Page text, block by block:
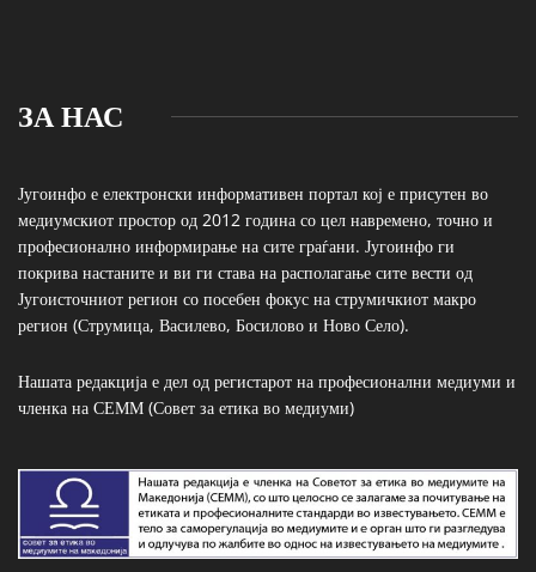
ЗА НАС
Југоинфо е електронски информативен портал кој е присутен во
медиумскиот простор од 2012 година со цел навремено, точно и
професионално информирање на сите граѓани. Југоинфо ги
покрива настаните и ви ги става на располагање сите вести од
Југоисточниот регион со посебен фокус на струмичкиот макро
регион (Струмица, Василево, Босилово и Ново Село).
Нашата редакција е дел од регистарот на професионални медиуми и
членка на СЕММ (Совет за етика во медиуми)